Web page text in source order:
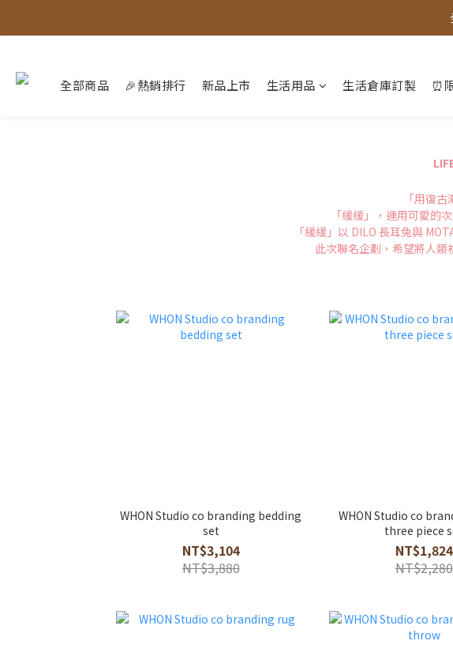
全
全部商品 🎉熱銷排行 新品上市 生活用品 生活倉庫訂製 ⏰
「用復
「緩緩」，運用可愛的
「緩緩」以 DILO 長耳兔與
此次聯名企劃，希望將人
WHON Studio co branding bedding
set
NT$3,104
NT$3,880
WHON Studio co
three piece
NT$1,824
NT$2,280